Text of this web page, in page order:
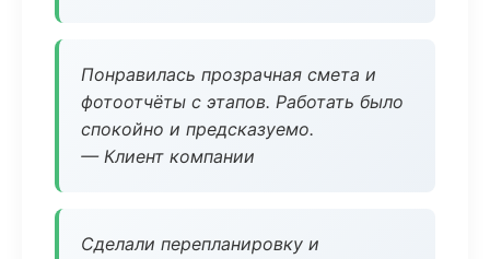
Понравилась прозрачная смета и
фотоотчёты с этапов. Работать было
спокойно и предсказуемо.
— Клиент компании
Сделали перепланировку и